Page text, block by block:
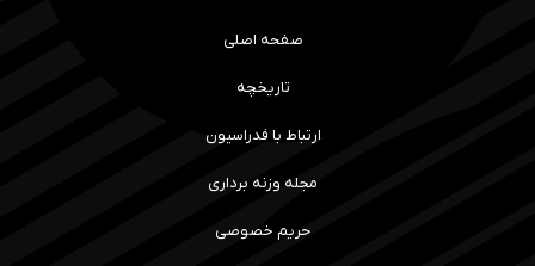
صفحه اصلی
تاریخچه
ارتباط با فدراسیون
مجله وزنه برداری
حریم خصوصی